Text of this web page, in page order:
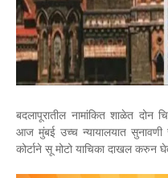
बदलापूरातील नामांकित शाळेत दोन
आज मुंबई उच्च न्यायालयात सुनावणी
कोर्टाने सू मोटो याचिका दाखल करुन